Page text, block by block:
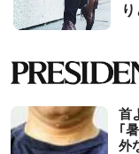
首
｢
外